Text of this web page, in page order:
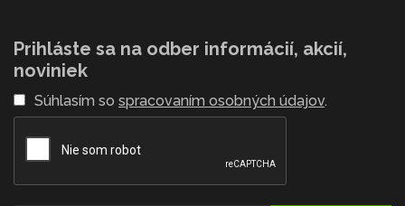
Prihláste sa na odber informácií, akcií,
noviniek
Súhlasím so spracovaním osobných údajov.